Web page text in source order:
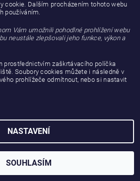
cookie. Dalším procházením tohoto webu
používáním.
Vám umožnili pohodlné prohlížení webu
neustále zlepšovali jeho funkce, výkon a
prostřednictvím zaškrtávacího políčka
Soubory cookies můžete i následně v
prohlížeče odmítnout, nebo si nastavit
NASTAVENÍ
SOUHLASÍM